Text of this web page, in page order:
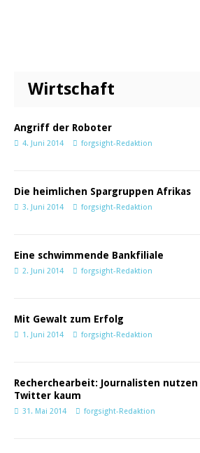
Wirtschaft
Angriff der Roboter
4. Juni 2014 forgsight-Redaktion
Die heimlichen Spargruppen Afrikas
3. Juni 2014 forgsight-Redaktion
Eine schwimmende Bankfiliale
2. Juni 2014 forgsight-Redaktion
Mit Gewalt zum Erfolg
1. Juni 2014 forgsight-Redaktion
Recherchearbeit: Journalisten nutzen
Twitter kaum
31. Mai 2014 forgsight-Redaktion